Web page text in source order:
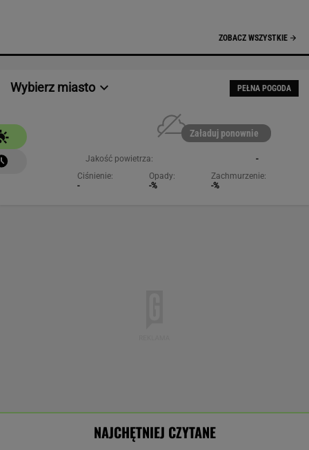
ZOBACZ WSZYSTKIE
Wybierz miasto PEŁNA POGODA
Załaduj ponownie
Jakość powietrza:
-
Ciśnienie:
-
Opady:
-%
Zachmurzenie:
-%
NAJCHĘTNIEJ CZYTANE